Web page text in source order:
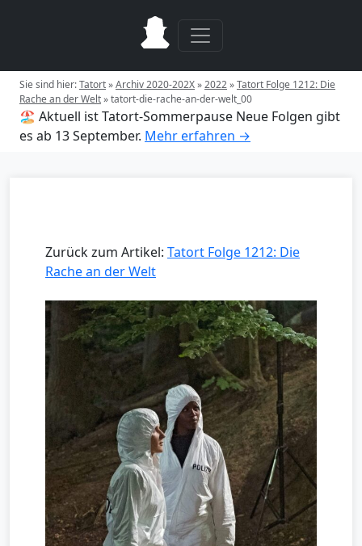
Sie sind hier:Tatort»Archiv 2020-202X»2022»Tatort Folge 1212: Die
Rache an der Welt»tatort-die-rache-an-der-welt_00
🏖️ Aktuell ist Tatort-Sommerpause Neue Folgen gibt
es ab 13 September. Mehr erfahren →
Zurück zum Artikel: Tatort Folge 1212: Die
Rache an der Welt